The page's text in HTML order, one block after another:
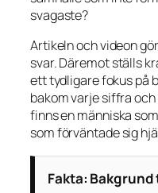
svagaste?
Artikeln och videon
svar. Däremot ställs
ett tydligare fokus på
bakom varje siffra
finns en människa
som förväntade sig
Fakta: